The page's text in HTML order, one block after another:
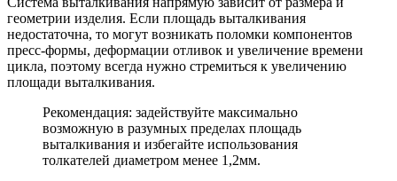
геометрии изделия. Если площадь выталкивания
недостаточна, то могут возникать поломки компонентов
пресс-формы, деформации отливок и увеличение времени
цикла, поэтому всегда нужно стремиться к увеличению
площади выталкивания.
Рекомендация: задействуйте максимально
возможную в разумных пределах площадь
выталкивания и избегайте использования
толкателей диаметром менее 1,2мм.